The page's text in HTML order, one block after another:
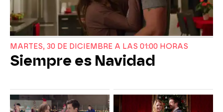
MARTES, 30 DE DICIEMBRE A LAS 01:00 HORAS
Siempre es Navidad